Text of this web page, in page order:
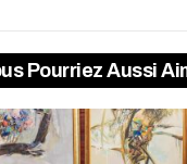
Pourriez Aussi